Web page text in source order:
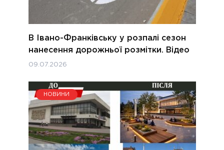
В Івано-Франківську у розпалі сезон
нанесення дорожньої розмітки. Відео
09.07.2026
НОВИНИ